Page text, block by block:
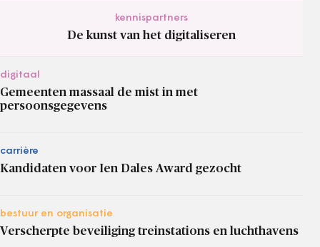
kennispartners
De kunst van het digitaliseren
digitaal
Gemeenten massaal de mist in met
persoonsgegevens
carrière
Kandidaten voor Ien Dales Award gezocht
bestuur en organisatie
Verscherpte beveiliging treinstations en luchthavens